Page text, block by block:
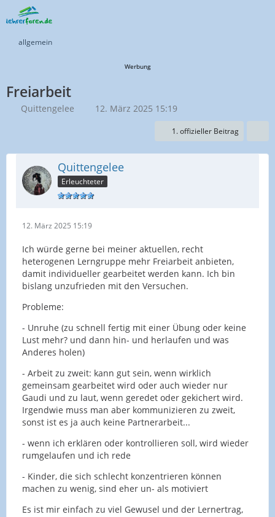
allgemein
Werbung
Freiarbeit
Quittengelee 12. März 2025 15:19
1. offizieller Beitrag
Quittengelee
Erleuchteter
12. März 2025 15:19
Ich würde gerne bei meiner aktuellen, recht
heterogenen Lerngruppe mehr Freiarbeit anbieten,
damit individueller gearbeitet werden kann. Ich bin
bislang unzufrieden mit den Versuchen.
Probleme:
- Unruhe (zu schnell fertig mit einer Übung oder keine
Lust mehr? und dann hin- und herlaufen und was
Anderes holen)
- Arbeit zu zweit: kann gut sein, wenn wirklich
gemeinsam gearbeitet wird oder auch wieder nur
Gaudi und zu laut, wenn geredet oder gekichert wird.
Irgendwie muss man aber kommunizieren zu zweit,
sonst ist es ja auch keine Partnerarbeit...
- wenn ich erklären oder kontrollieren soll, wird wieder
rumgelaufen und ich rede
- Kinder, die sich schlecht konzentrieren können
machen zu wenig, sind eher un- als motiviert
Es ist mir einfach zu viel Gewusel und der Lernertrag,